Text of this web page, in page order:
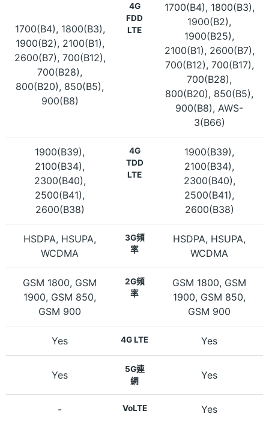
1700(B4), 1800(B3),
1900(B2), 2100(B1),
2600(B7), 700(B12),
700(B28),
800(B20), 850(B5),
900(B8)
4G
FDD
LTE
1700(B4), 1800(B3),
1900(B2),
1900(B25),
2100(B1), 2600(B7),
700(B12), 700(B17),
700(B28),
800(B20), 850(B5),
900(B8), AWS-
3(B66)
1900(B39),
2100(B34),
2300(B40),
2500(B41),
2600(B38)
4G
TDD
LTE
1900(B39),
2100(B34),
2300(B40),
2500(B41),
2600(B38)
HSDPA, HSUPA,
WCDMA
3G頻
率
HSDPA, HSUPA,
WCDMA
GSM 1800, GSM
1900, GSM 850,
GSM 900
2G頻
率
GSM 1800, GSM
1900, GSM 850,
GSM 900
Yes 4G LTE Yes
Yes
5G連
網
Yes
- VoLTE Yes